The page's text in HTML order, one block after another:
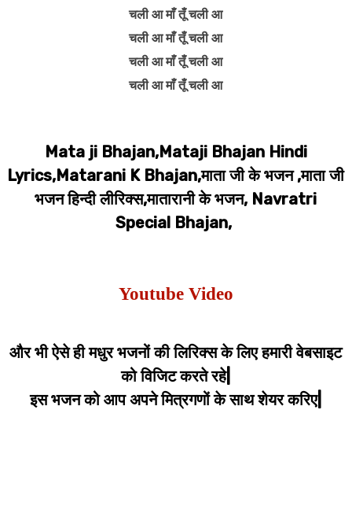
चली आ माँ तूँ चली आ
चली आ माँ तूँ चली आ
चली आ माँ तूँ चली आ
चली आ माँ तूँ चली आ
Mata ji Bhajan,Mataji Bhajan Hindi
Lyrics,Matarani K Bhajan,माता जी के भजन ,माता जी
भजन हिन्दी लीरिक्स,मातारानी के भजन, Navratri
Special Bhajan,
Youtube Video
और भी ऐसे ही मधुर भजनों की लिरिक्स के लिए हमारी वेबसाइट
को विजिट करते रहे|
इस भजन को आप अपने मित्रगणों के साथ शेयर करिए|